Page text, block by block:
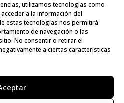
utilizamos tecnologías como
a la información del
estas tecnologías nos permitirá
de navegación o las
No consentir o retirar el
a ciertas características
cookies de
este contenido